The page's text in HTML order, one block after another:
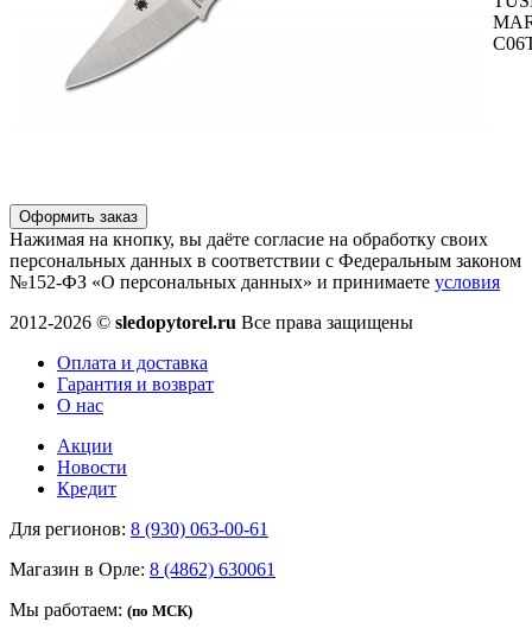
Оформить заказ
Нажимая на кнопку, вы даёте согласие на обработку своих
персональных данных в соответствии с Федеральным законом
№152-ФЗ «О персональных данных» и принимаете условия
2012-2026 © sledopytorel.ru Все права защищены
Оплата и доставка
Гарантия и возврат
О нас
Акции
Новости
Кредит
Для регионов: 8 (930) 063-00-61
Магазин в Орле: 8 (4862) 630061
Мы работаем: (по МСК)